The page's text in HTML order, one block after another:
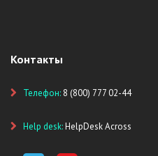
Контакты
Телефон: 8 (800) 777 02-44
Help desk:HelpDesk Across